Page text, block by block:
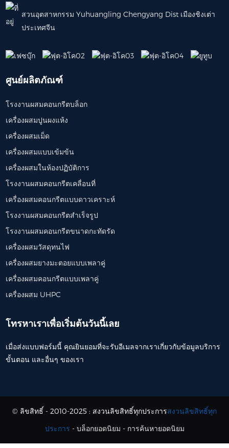
สวนอุตสาหกรรม Yuhuangling Chengyang Dist เมืองชิงเต่า
ประเทศจีน
ศูนย์ผลิตภัณฑ์
โรงงานผสมคอนกรีตบล็อก
เครื่องผสมปูนผงแห้ง
เครื่องผสมเม็ด
เครื่องผสมแบบเข้มข้น
เครื่องผสมในห้องปฏิบัติการ
โรงงานผสมคอนกรีตเคลื่อนที่
เครื่องผสมคอนกรีตแบบดาวเคราะห์
โรงงานผสมคอนกรีตสำเร็จรูป
โรงงานผสมคอนกรีตขนาดกะทัดรัด
เครื่องผสมวัสดุทนไฟ
เครื่องผสมยางมะตอยแบบเพลาคู่
เครื่องผสมคอนกรีตแบบเพลาคู่
เครื่องผสม UHPC
โทรหาเราเพื่อเริ่มต้นวันนี้เลย
เมื่อส่งแบบฟอร์มนี้ คุณยินยอมที่จะรับอีเมลจากเราเกี่ยวกับข้อมูลบริการ
ขั้นตอน และอื่นๆ ของเรา
© ลิขสิทธิ์ - 2010-2025 : สงวนลิขสิทธิ์ทุกประการสงวนลิขสิทธิ์ทุก
ประการ - บล็อกยอดนิยม - การค้นหายอดนิยม